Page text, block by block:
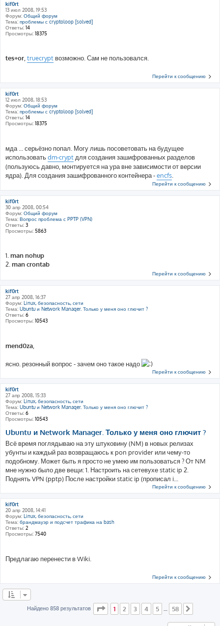
kif0rt
13 июл 2008, 19:53
Форум: Общий форум
Тема: проблемы с cryptoloop [solved]
Ответы: 14
Просмотры: 18375
tes+or truecrypt возможно. Сам не пользовался.
Перейти к сообщению
kif0rt
12 июл 2008, 18:53
Форум: Общий форум
Тема: проблемы с cryptoloop [solved]
Ответы: 14
Просмотры: 18375
мда ... серьёзно попал. Могу лишь посоветовать на будущее
использоватьdm-crypt для создания зашифрованных разделов
(пользуюсь давно, монтируется на ура вне зависимости от версии
ядра). Для создания зашифрованного контейнера -encfs
Перейти к сообщению
kif0rt
30 апр 2008, 00:54
Форум: Общий форум
Тема: Вопрос проблема с PPTP (VPN)
Ответы: 3
Просмотры: 5863
1. man nohup
2. man crontab
Перейти к сообщению
kif0rt
27 апр 2008, 16:37
Форум: Linux, безопасность, сети
Тема: Ubuntu и Network Manager. Только у меня оно глючит ?
Ответы: 6
Просмотры: 10543
mend0za
ясно. резонный вопрос - зачем оно такое надо
Перейти к сообщению
kif0rt
27 апр 2008, 15:33
Форум: Linux, безопасность, сети
Тема: Ubuntu и Network Manager. Только у меня оно глючит ?
Ответы: 6
Просмотры: 10543
Ubuntu и Network Manager. Только у меня оно глючит ?
Всё время поглядываю на эту штуковину (NM) в новых релизах
убунты и каждый раз возвращаюсь к pon provider или чему-то
подобному. Может быть я просто не умею им пользоваться ? От NM
мне нужно было две вещи: 1. Настроить на сетевухе static ip 2.
Поднять VPN (pptp) После настройки static ip (прописал i...
Перейти к сообщению
kif0rt
20 апр 2008, 14:41
Форум: Linux, безопасность, сети
Тема: брандмауэр и подсчет трафика на bash
Ответы: 2
Просмотры: 7540
Предлагаю перенести в Wiki.
Перейти к сообщению
Найдено 858 результатов Страница из 58
1 2 3 4 5 58